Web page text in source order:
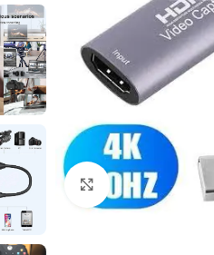
Cliquez pour agrandir